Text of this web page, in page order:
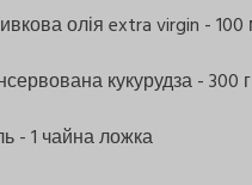
олія extra virgin -
кукурудза- 300 г
- 1 чайна ложка